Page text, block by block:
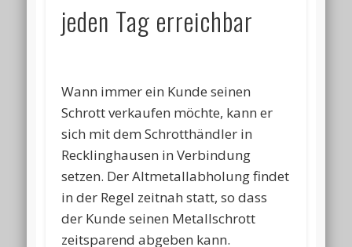
jeden Tag erreichbar
Wann immer ein Kunde seinen
Schrott verkaufen möchte, kann er
sich mit dem Schrotthändler in
Recklinghausen in Verbindung
setzen. Der Altmetallabholung findet
in der Regel zeitnah statt, so dass
der Kunde seinen Metallschrott
zeitsparend abgeben kann.